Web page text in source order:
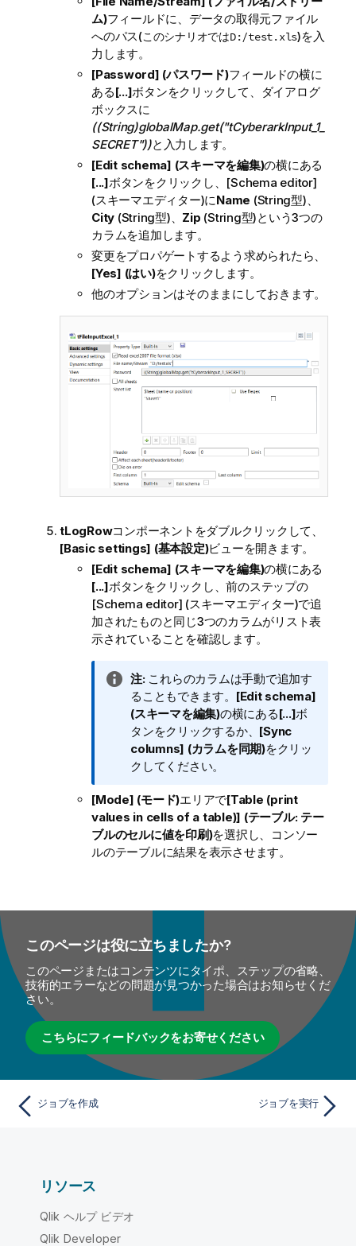
ム)フィールドに、データの取得元ファイル
へのパス(このシナリオではD:/test.xls)を入
力します。
[Password] (パスワード)フィールドの横に
ある[...]ボタンをクリックして、ダイアログ
ボックスに
((String)globalMap.get("tCyberarkInput_1_
SECRET"))と入力します。
[Edit schema] (スキーマを編集)の横にある
[...]ボタンをクリックし、 [Schema editor]
(スキーマエディター)にName (String型)、
City (String型)、 Zip (String型)という3つの
カラムを追加します。
変更をプロパゲートするよう求められたら、
[Yes] (はい)をクリックします。
他のオプションはそのままにしておきます。
tLogRowコンポーネントをダブルクリックして、
[Basic settings] (基本設定)ビューを開きます。
[Edit schema] (スキーマを編集)の横にある
[...]ボタンをクリックし、前のステップの
[Schema editor] (スキーマエディター)で追
加されたものと同じ3つのカラムがリスト表
示されていることを確認します。
情
報
メ
モ
注:これらのカラムは手動で追加す
ることもできます。 [Edit schema]
(スキーマを編集)の横にある[...]ボ
タンをクリックするか、 [Sync
columns] (カラムを同期)をクリッ
クしてください。
[Mode] (モード)エリアで[Table (print
values in cells of a table)] (テーブル: テー
ブルのセルに値を印刷)を選択し、コンソー
ルのテーブルに結果を表示させます。
このページは役に立ちましたか?
このページまたはコンテンツにタイポ、ステップの省略、
技術的エラーなどの問題が見つかった場合はお知らせくだ
さい。
こちらにフィードバックをお寄せください
ジョブを作成 ジョブを実行
リソース
Qlik ヘルプ ビデオ
Qlik Developer